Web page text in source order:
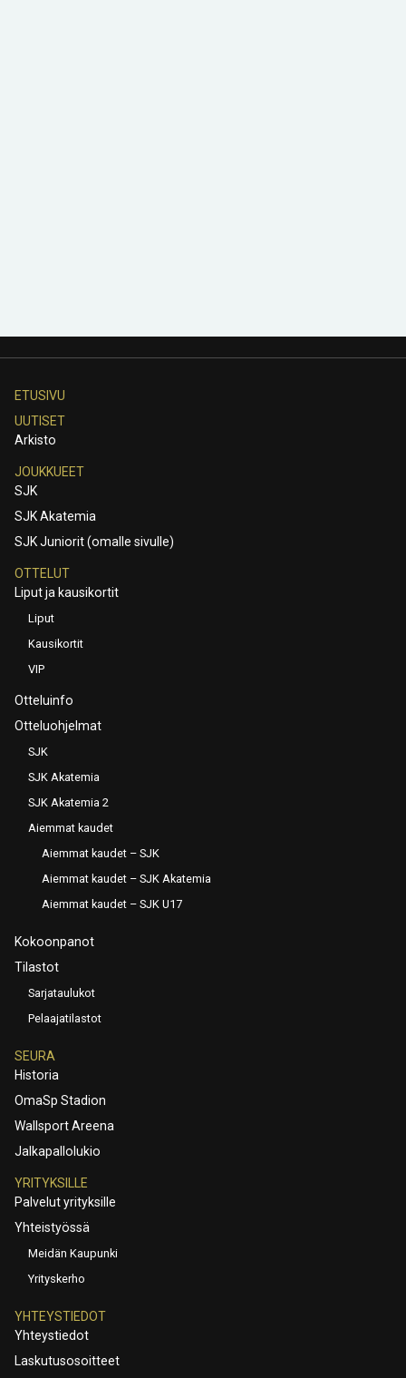
ETUSIVU
UUTISET
Arkisto
JOUKKUEET
SJK
SJK Akatemia
SJK Juniorit (omalle sivulle)
OTTELUT
Liput ja kausikortit
Liput
Kausikortit
VIP
Otteluinfo
Otteluohjelmat
SJK
SJK Akatemia
SJK Akatemia 2
Aiemmat kaudet
Aiemmat kaudet – SJK
Aiemmat kaudet – SJK Akatemia
Aiemmat kaudet – SJK U17
Kokoonpanot
Tilastot
Sarjataulukot
Pelaajatilastot
SEURA
Historia
OmaSp Stadion
Wallsport Areena
Jalkapallolukio
YRITYKSILLE
Palvelut yrityksille
Yhteistyössä
Meidän Kaupunki
Yrityskerho
YHTEYSTIEDOT
Yhteystiedot
Laskutusosoitteet